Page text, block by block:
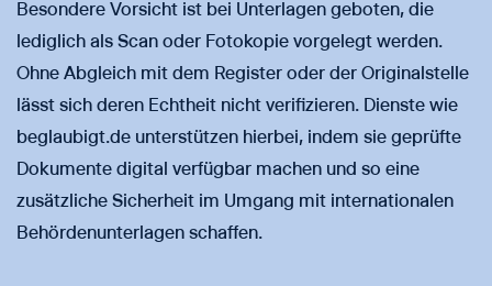
Besondere Vorsicht ist bei Unterlagen geboten, die
lediglich als Scan oder Fotokopie vorgelegt werden.
Ohne Abgleich mit dem Register oder der Originalstelle
lässt sich deren Echtheit nicht verifizieren. Dienste wie
beglaubigt.de unterstützen hierbei, indem sie geprüfte
Dokumente digital verfügbar machen und so eine
zusätzliche Sicherheit im Umgang mit internationalen
Behördenunterlagen schaffen.